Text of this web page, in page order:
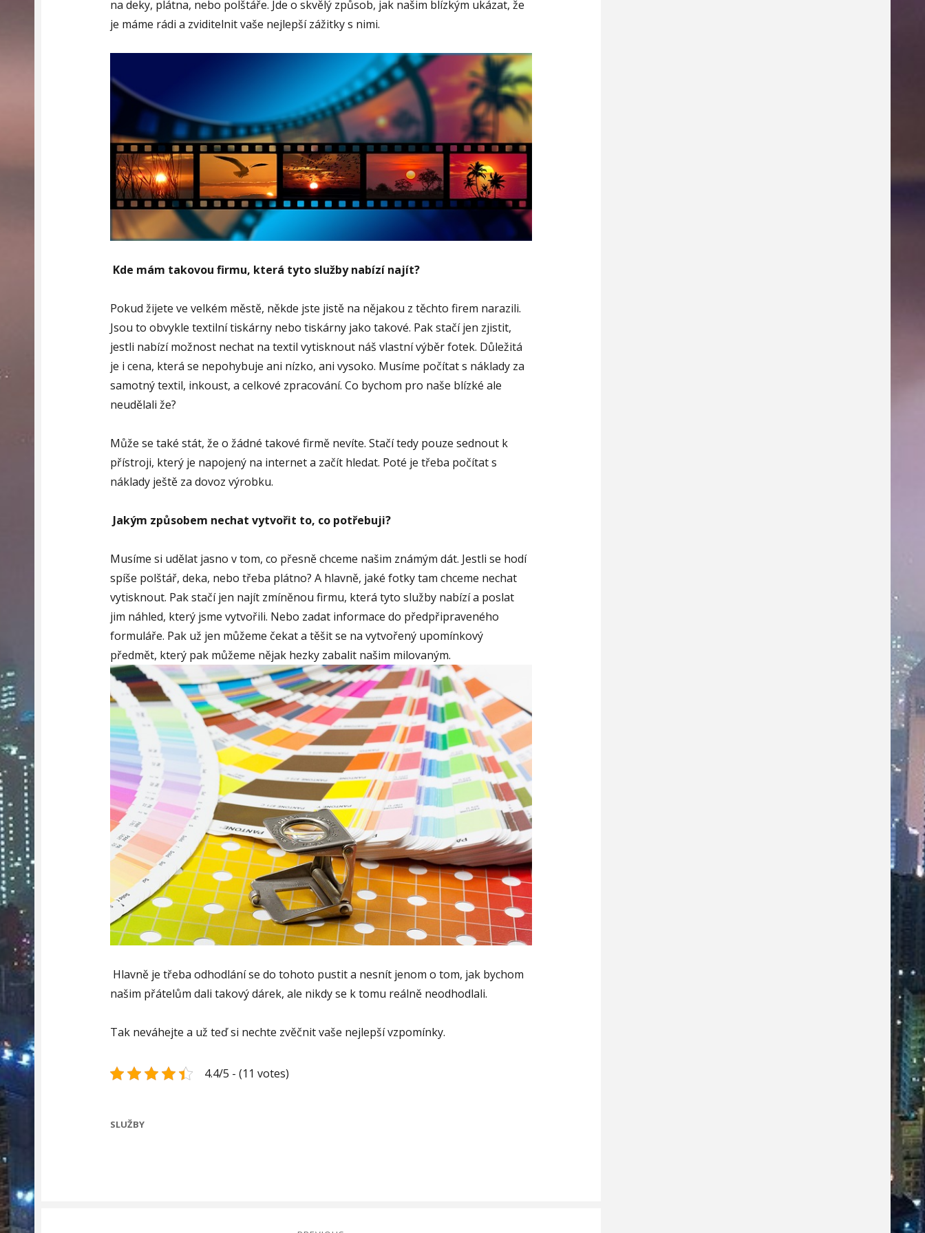
na deky, plátna, nebo polštáře. Jde o skvělý způsob, jak našim blízkým ukázat, že
je máme rádi a zviditelnit vaše nejlepší zážitky s nimi.
Kde mám takovou firmu, která tyto služby nabízí najít?
Pokud žijete ve velkém městě, někde jste jistě na nějakou z těchto firem narazili.
Jsou to obvykle textilní tiskárny nebo tiskárny jako takové. Pak stačí jen zjistit,
jestli nabízí možnost nechat na textil vytisknout náš vlastní výběr fotek. Důležitá
je i cena, která se nepohybuje ani nízko, ani vysoko. Musíme počítat s náklady za
samotný textil, inkoust, a celkové zpracování. Co bychom pro naše blízké ale
neudělali že?
Může se také stát, že o žádné takové firmě nevíte. Stačí tedy pouze sednout k
přístroji, který je napojený na internet a začít hledat. Poté je třeba počítat s
náklady ještě za dovoz výrobku.
Jakým způsobem nechat vytvořit to, co potřebuji?
Musíme si udělat jasno v tom, co přesně chceme našim známým dát. Jestli se hodí
spíše polštář, deka, nebo třeba plátno? A hlavně, jaké fotky tam chceme nechat
vytisknout. Pak stačí jen najít zmíněnou firmu, která tyto služby nabízí a poslat
jim náhled, který jsme vytvořili. Nebo zadat informace do předpřipraveného
formuláře. Pak už jen můžeme čekat a těšit se na vytvořený upomínkový
předmět, který pak můžeme nějak hezky zabalit našim milovaným.
Hlavně je třeba odhodlání se do tohoto pustit a nesnít jenom o tom, jak bychom
našim přátelům dali takový dárek, ale nikdy se k tomu reálně neodhodlali.
Tak neváhejte a už teď si nechte zvěčnit vaše nejlepší vzpomínky.
4.4/5 - (11 votes)
CATEGORIES
SLUŽBY